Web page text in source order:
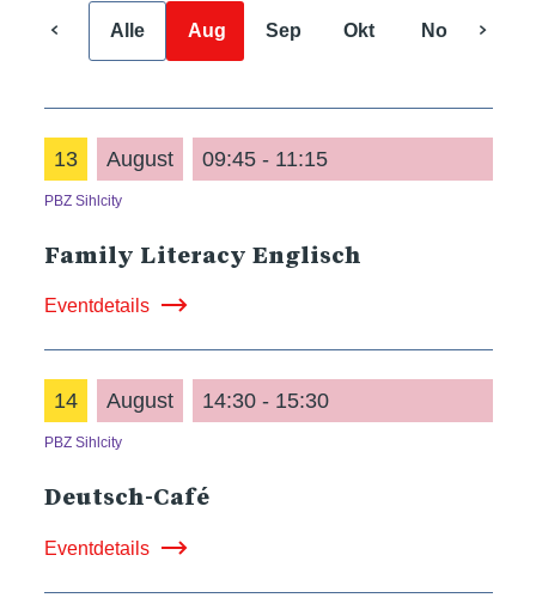
Alle Aug Sep Okt Nov
13 August 09:45 - 11:15
PBZ Sihlcity
Family Literacy Englisch
Eventdetails
14 August 14:30 - 15:30
PBZ Sihlcity
Deutsch-Café
Eventdetails